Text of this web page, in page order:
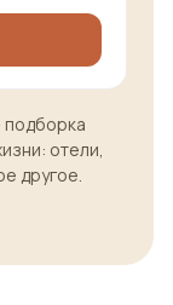
подборка
отели,
другое.